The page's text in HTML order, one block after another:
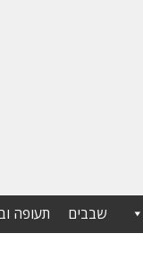
שבבים תעופה